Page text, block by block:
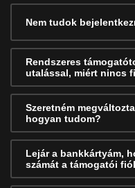
Nem tudok
Rendszeres
utalással, miért nincs
Szeretném
hogyan tudom?
Lejár a bankkártyám,
számát a támogatói